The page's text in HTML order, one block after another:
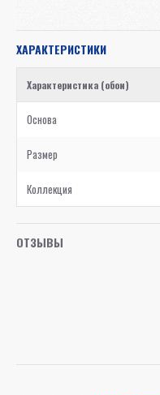
ХАРАКТЕРИСТИКИ
Характеристика (обои)
Основа
Размер
Коллекция
ОТЗЫВЫ